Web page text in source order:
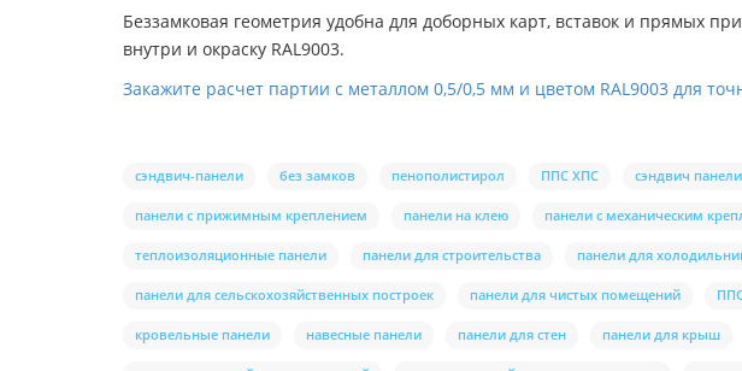
Беззамковая геометрия удобна для доборных карт, вставок и прямых
внутри и окраску RAL9003.
Закажите расчет партии с металлом 0,5/0,5 мм и цветом RAL9003 для
сэндвич-панели без замков пенополистирол ППС ХПС сэндвич
панели с прижимным креплением панели на клею панели с механическим
теплоизоляционные панели панели для строительства панели для
панели для сельскохозяйственных построек панели для чистых помещений
кровельные панели навесные панели панели для стен панели для крыш